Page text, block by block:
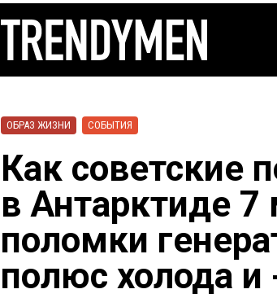
ОБРАЗ ЖИЗНИ СОБЫТИЯ
Как советские
в Антарктиде 7
поломки
полюс холода и